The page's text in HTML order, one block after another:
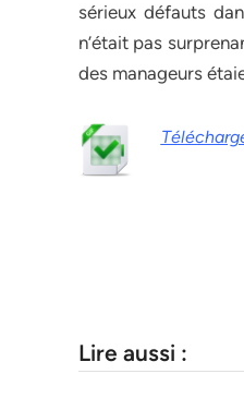
sérieux défauts
n’était pas
des manageurs
Lire aussi :